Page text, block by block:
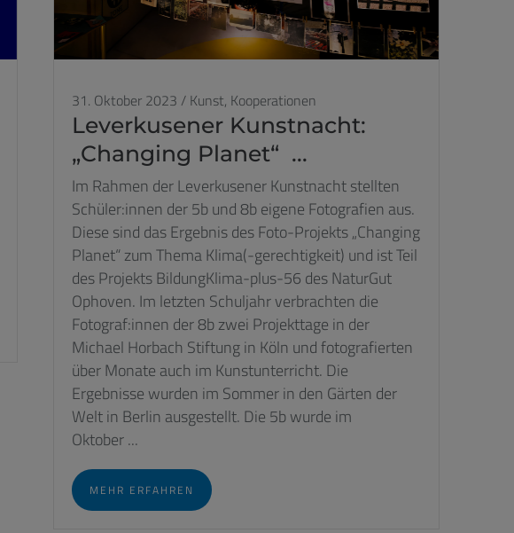
31. Oktober 2023 / Kunst, Kooperationen
Leverkusener Kunstnacht:
„Changing Planet“ ...
Im Rahmen der Leverkusener Kunstnacht stellten
Schüler:innen der 5b und 8b eigene Fotografien aus.
Diese sind das Ergebnis des Foto-Projekts „Changing
Planet“ zum Thema Klima(-gerechtigkeit) und ist Teil
des Projekts BildungKlima-plus-56 des NaturGut
Ophoven. Im letzten Schuljahr verbrachten die
Fotograf:innen der 8b zwei Projekttage in der
Michael Horbach Stiftung in Köln und fotografierten
über Monate auch im Kunstunterricht. Die
Ergebnisse wurden im Sommer in den Gärten der
Welt in Berlin ausgestellt. Die 5b wurde im
Oktober ...
MEHR ERFAHREN